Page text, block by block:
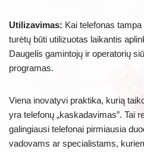
Utilizavimas: Kai telefonas
turėtų būti utilizuotas laikantis
Daugelis gamintojų ir operatorių
programas.
Viena inovatyvi praktika, kurią
yra telefonų „kaskadavimas”. Tai
galingiausi telefonai pirmiausia
vadovams ar specialistams,